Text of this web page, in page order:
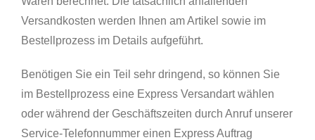
Versandkosten werden Ihnen am Artikel sowie im
Bestellprozess im Details aufgeführt.
Benötigen Sie ein Teil sehr dringend, so können Sie
im Bestellprozess eine Express Versandart wählen
oder während der Geschäftszeiten durch Anruf unserer
Service-Telefonnummer einen Express Auftrag